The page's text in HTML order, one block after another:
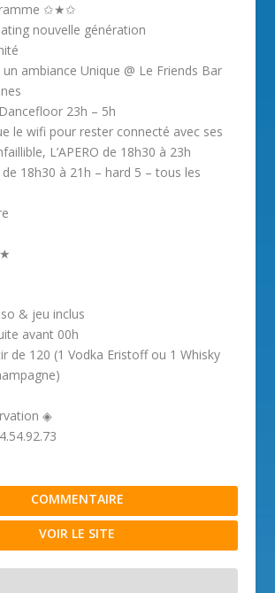
✩★✩
nouvelle génération
ambiance Unique @ Le Friends Bar
23h – 5h
le wifi pour rester connecté avec ses
L’APERO de 18h30 à 23h
18h30 à 21h – hard 5 – tous les
& jeu inclus
avant 00h
de 120 (1 Vodka Eristoff ou 1 Whisky
◈
COMMENTAIRE
VOIR LE SITE